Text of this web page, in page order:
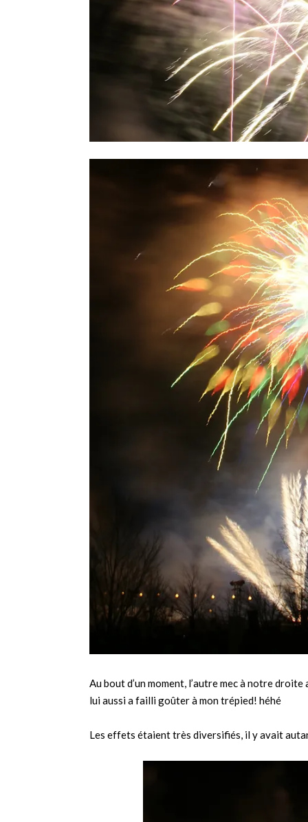
Au bout d’un moment, l’autre mec à notre
lui aussi a failli goûter à mon trépied! héhé
Les effets étaient très diversifiés, il y avait